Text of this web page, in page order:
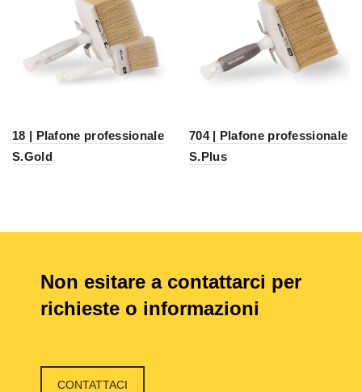
18 | Plafone professionale
S.Gold
704 | Plafone professionale
S.Plus
Non esitare a contattarci per
richieste o informazioni
CONTATTACI